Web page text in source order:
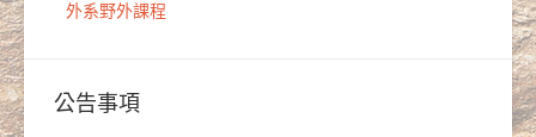
外系野外課程
公告事項